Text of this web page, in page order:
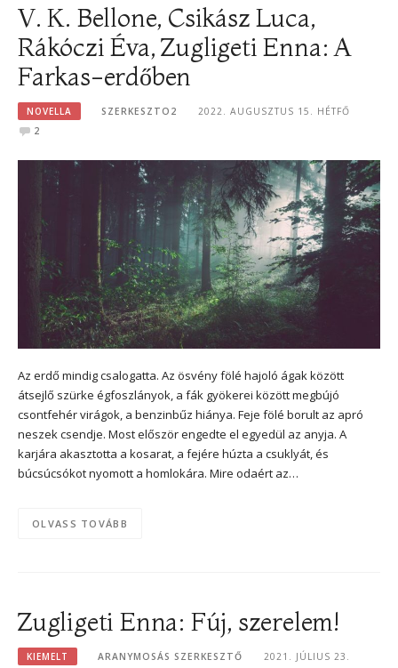
V. K. Bellone, Csikász Luca,
Rákóczi Éva, Zugligeti Enna: A
Farkas-erdőben
NOVELLA SZERKESZTO2
2022. AUGUSZTUS 15. HÉTFŐ
2
Az erdő mindig csalogatta. Az ösvény fölé hajoló ágak között
átsejlő szürke égfoszlányok, a fák gyökerei között megbújó
csontfehér virágok, a benzinbűz hiánya. Feje fölé borult az apró
neszek csendje. Most először engedte el egyedül az anyja. A
karjára akasztotta a kosarat, a fejére húzta a csuklyát, és
búcsúcsókot nyomott a homlokára. Mire odaért az…
OLVASS TOVÁBB
Zugligeti Enna: Fúj, szerelem!
KIEMELT ARANYMOSÁS SZERKESZTŐ
2021. JÚLIUS 23.